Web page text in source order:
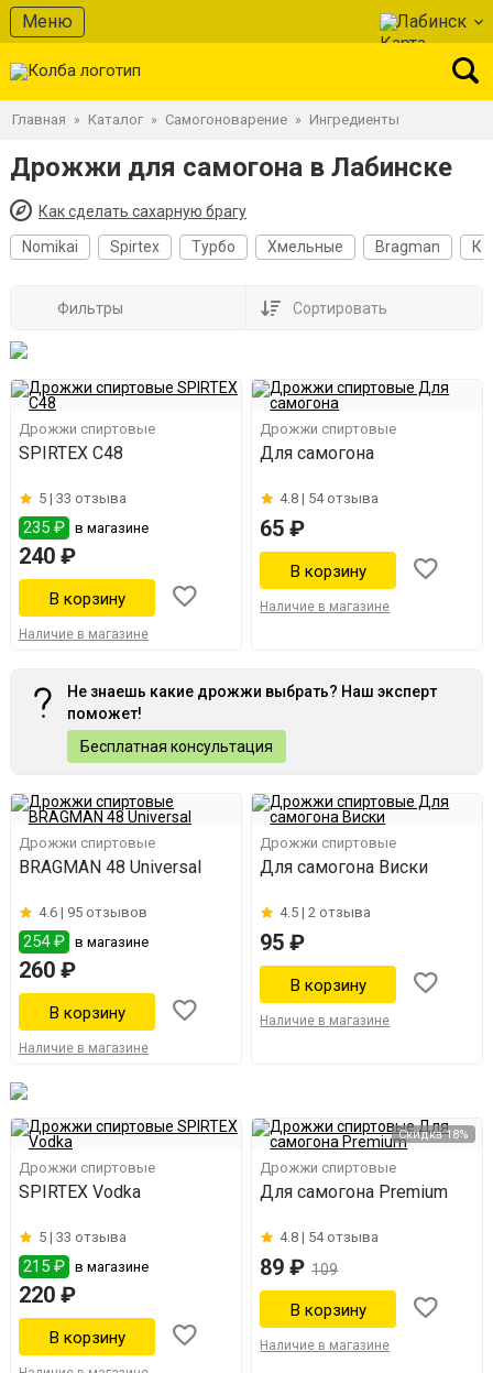
Меню Лабинск
Главная » Каталог » Самогоноварение » Ингредиенты
Дрожжи для самогона в Лабинске
Как сделать сахарную брагу
Nomikai
Spirtex Турбо Хмельные Bragman
Фильтры Сортировать
Дрожжи спиртовые
SPIRTEX C48
5 | 33 отзыва
235 ₽ в магазине
240 ₽
Наличие в магазине
Дрожжи спиртовые
Для самогона
4.8 | 54 отзыва
65 ₽
Наличие в магазине
Не знаешь какие дрожжи выбрать? Наш эксперт
поможет!
Бесплатная консультация
Дрожжи спиртовые
BRAGMAN 48 Universal
4.6 | 95 отзывов
254 ₽ в магазине
260 ₽
Наличие в магазине
Дрожжи спиртовые
Для самогона Виски
4.5 |2 отзыва
95 ₽
Наличие в магазине
Дрожжи спиртовые
SPIRTEX Vodka
5 | 33 отзыва
215 ₽ в магазине
220 ₽
Скидка 18%
Дрожжи спиртовые
Для самогона Premium
4.8 | 54 отзыва
89 ₽ 109
Наличие в магазине